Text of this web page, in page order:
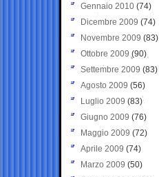
Gennaio 2010 (74)
Dicembre 2009 (74)
Novembre 2009 (83)
Ottobre 2009 (90)
Settembre 2009 (83)
Agosto 2009 (56)
Luglio 2009 (83)
Giugno 2009 (76)
Maggio 2009 (72)
Aprile 2009 (74)
Marzo 2009 (50)